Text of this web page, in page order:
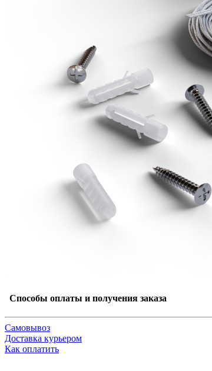
Способы оплаты и получения заказа
Самовывоз
Доставка курьером
Как оплатить